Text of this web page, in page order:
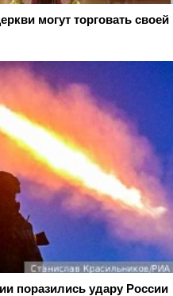
могут торговать своей
поразились удару России